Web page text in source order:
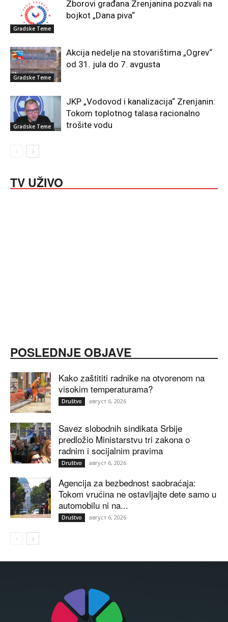
Gradske Teme
Zborovi građana Zrenjanina pozvali na
bojkot „Dana piva“
Gradske Teme
Akcija nedelje na stovarištima „Ogrev“
od 31. jula do 7. avgusta
Gradske Teme
JKP „Vodovod i kanalizacija“ Zrenjanin:
Tokom toplotnog talasa racionalno
trošite vodu
TV UŽIVO
POSLEDNJE OBJAVE
Kako zaštititi radnike na otvorenom na
visokim temperaturama?
Društvo август 6, 2026
Savez slobodnih sindikata Srbije
predložio Ministarstvu tri zakona o
radnim i socijalnim pravima
Društvo август 6, 2026
Agencija za bezbednost saobraćaja:
Tokom vrućina ne ostavljajte dete samo u
automobilu ni na...
Društvo август 6, 2026